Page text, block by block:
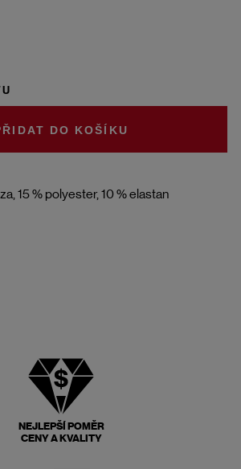
15 % polyester, 10 % elastan
DO KOŠÍKU
NEJLEPŠÍ POMĚR
CENY A KVALITY